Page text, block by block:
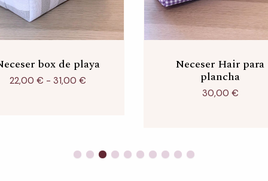
box de playa
22,00 € - 31,00 €
Rango
de Neceser Hair para
plancha
30,00 €